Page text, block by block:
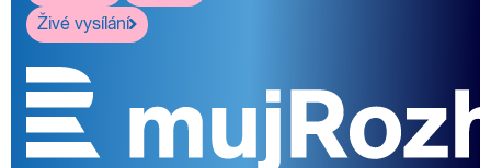
Živé vysílání